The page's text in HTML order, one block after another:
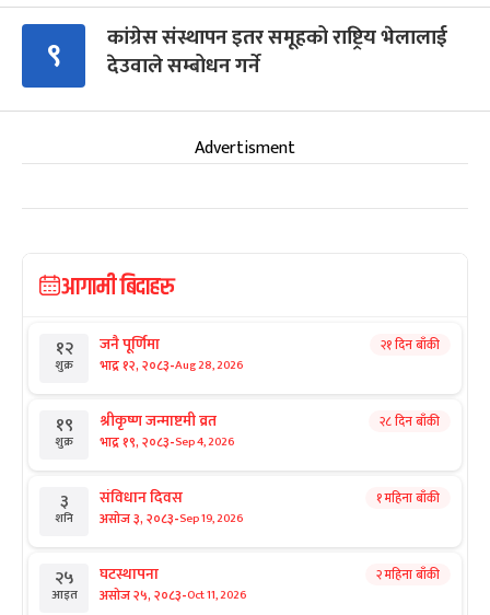
९
कांग्रेस संस्थापन इतर समूहको राष्ट्रिय भेलालाई
देउवाले सम्बोधन गर्ने
Advertisment
आगामी बिदाहरु
१२
शुक्र
जनै पूर्णिमा
भाद्र १२, २०८३-Aug 28, 2026
२१ दिन बाँकी
१९
शुक्र
श्रीकृष्ण जन्माष्टमी व्रत
भाद्र १९, २०८३-Sep 4, 2026
२८ दिन बाँकी
३
शनि
संविधान दिवस
असोज ३, २०८३-Sep 19, 2026
१ महिना बाँकी
२५
आइत
घटस्थापना
असोज २५, २०८३-Oct 11, 2026
२ महिना बाँकी